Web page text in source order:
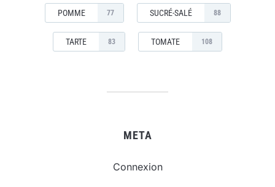
POMME 77 SUCRÉ-SALÉ 88
TARTE 83 TOMATE 108
META
Connexion